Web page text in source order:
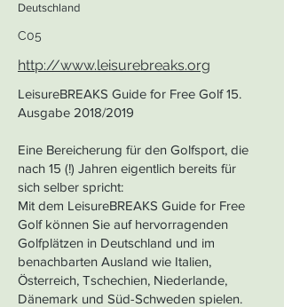
Deutschland
C05
http://www.leisurebreaks.org
LeisureBREAKS Guide for Free Golf 15.
Ausgabe 2018/2019
Eine Bereicherung für den Golfsport, die
nach 15 (!) Jahren eigentlich bereits für
sich selber spricht:
Mit dem LeisureBREAKS Guide for Free
Golf können Sie auf hervorragenden
Golfplätzen in Deutschland und im
benachbarten Ausland wie Italien,
Österreich, Tschechien, Niederlande,
Dänemark und Süd-Schweden spielen.